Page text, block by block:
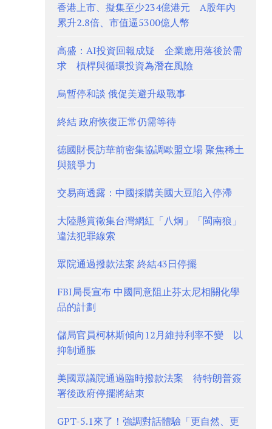
香港上市、擬集至少234億港元 A股年內
累升2.8倍、市值逼5300億人幣
高盛：AI投資回報成疑 企業應用落後於需
求 槓桿與循環投資為潛在風險
烏暫停和談 俄促美避升級戰事
終結 政府恢復正常仍需等待
德國財長訪華前密集協調歐盟立場 聚焦稀土
與競爭力
交易商透露：中國採購美國大豆陷入停滯
大陸懸賞徵集台灣網紅「八炯」「閩南狼」
違法犯罪線索
眾院通過撥款法案 終結43日停擺
FBI局長宣布 中國同意阻止芬太尼相關化學
品的計劃
儲局官員柯林斯傾向12月維持利率不變 以
抑制通脹
美國眾議院通過臨時撥款法案 待特朗普簽
署後政府停擺將結束
GPT-5.1來了！強調對話體驗「更自然、更